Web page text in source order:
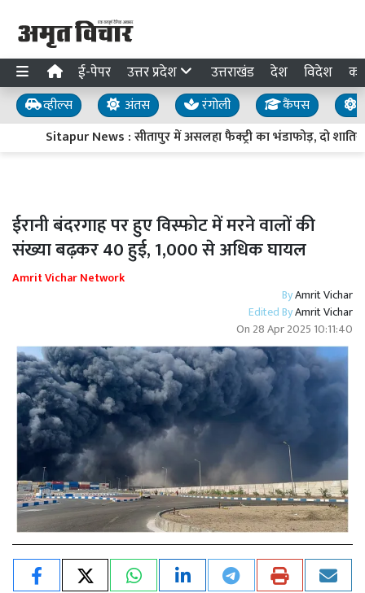
ई-पेपर उत्तर प्रदेश उत्तराखंड देश विदेश
व्हील्स अंतस रंगोली कैंपस
Sitapur News : सीतापुर में असलहा फैक्ट्री का भंडाफोड़, दो शातिर
ईरानी बंदरगाह पर हुए विस्फोट में मरने वालों की
संख्या बढ़कर 40 हुई, 1,000 से अधिक घायल
Amrit Vichar Network
ByAmrit Vichar
Edited ByAmrit Vichar
On 28 Apr 2025 10:11:40